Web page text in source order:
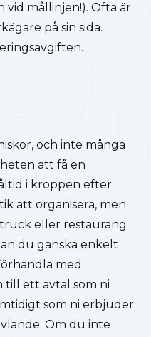
mållinjen!). Ofta är
på sin sida.
och inte många
att få en
i kroppen efter
att organisera, men
eller restaurang
du ganska enkelt
med
till ett avtal som ni
som ni erbjuder
Om du inte